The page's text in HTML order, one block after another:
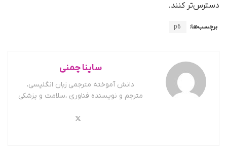
دسترس‌تر کنند.
برچسب‌ها: p6
ساینا چمنی
دانش آموخته مترجمی زبان انگلیسی،
مترجم و نویسنده فناوری ،سلامت و پزشکی